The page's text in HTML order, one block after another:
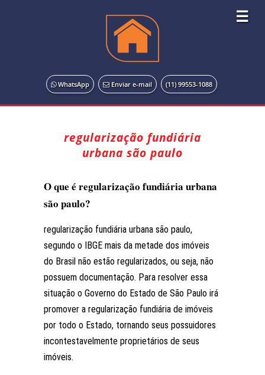
☰
WhatsApp Enviar e-mail (11) 99553-1088
regularização fundiária
urbana são paulo
O que é regularização fundiária urbana
são paulo?
regularização fundiária urbana são paulo,
segundo o IBGE mais da metade dos imóveis
do Brasil não estão regularizados, ou seja, não
possuem documentação. Para resolver essa
situação o Governo do Estado de São Paulo irá
promover a regularização fundiária de imóveis
por todo o Estado, tornando seus possuidores
incontestavelmente proprietários de seus
imóveis.